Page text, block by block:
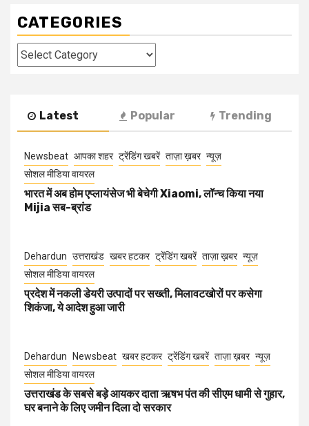
CATEGORIES
Categories
Latest Popular Trending
Newsbeat आपका शहर ट्रेंडिंग खबरें ताज़ा ख़बर न्यूज़
सोशल मीडिया वायरल
भारत में अब होम एप्लायंसेज भी बेचेगी Xiaomi, लॉन्च किया नया
Mijia सब-ब्रांड
Dehardun उत्तराखंड खबर हटकर ट्रेंडिंग खबरें ताज़ा ख़बर न्यूज़
सोशल मीडिया वायरल
प्रदेश में नकली डेयरी उत्पादों पर सख्ती, मिलावटखोरों पर कसेगा
शिकंजा, ये आदेश हुआ जारी
Dehardun Newsbeat खबर हटकर ट्रेंडिंग खबरें ताज़ा ख़बर न्यूज़
सोशल मीडिया वायरल
उत्तराखंड के सबसे बड़े आयकर दाता ऋषभ पंत की सीएम धामी से गुहार,
घर बनाने के लिए जमीन दिला दो सरकार